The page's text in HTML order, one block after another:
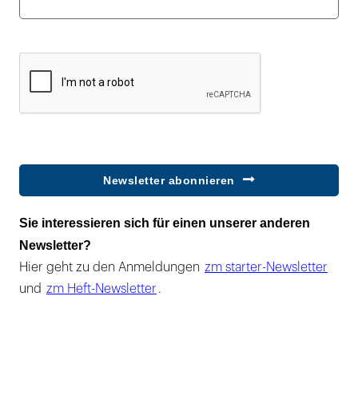
Newsletter abonnieren
Sie interessieren sich für einen unserer anderen
Newsletter?
Hier geht zu den Anmeldungen zm starter-Newsletter
und zm Heft-Newsletter .